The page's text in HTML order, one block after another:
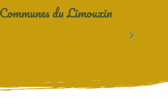
du Limouxin